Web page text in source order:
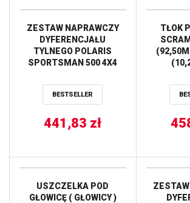
ZESTAW NAPRAWCZY
DYFERENCJAŁU
TYLNEGO POLARIS
SPORTSMAN 500 4X4
BESTSELLER
441,83 zł
TŁOK
USZCZELKA POD
GŁOWICĘ ( GŁOWICY )